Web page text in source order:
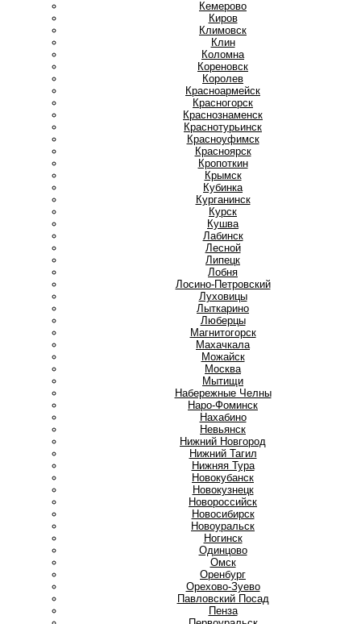
Кемерово
Киров
Климовск
Клин
Коломна
Кореновск
Королев
Красноармейск
Красногорск
Краснознаменск
Краснотурьинск
Красноуфимск
Красноярск
Кропоткин
Крымск
Кубинка
Курганинск
Курск
Кушва
Лабинск
Лесной
Липецк
Лобня
Лосино-Петровский
Луховицы
Лыткарино
Люберцы
Магнитогорск
Махачкала
Можайск
Москва
Мытищи
Набережные Челны
Наро-Фоминск
Нахабино
Невьянск
Нижний Новгород
Нижний Тагил
Нижняя Тура
Новокубанск
Новокузнецк
Новороссийск
Новосибирск
Новоуральск
Ногинск
Одинцово
Омск
Оренбург
Орехово-Зуево
Павловский Посад
Пенза